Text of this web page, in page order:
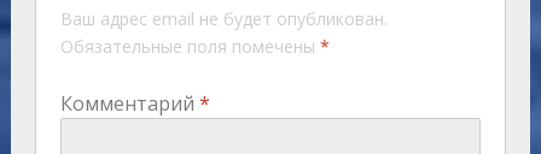
Ваш адрес email не будет опубликован.
Обязательные поля помечены *
Комментарий *